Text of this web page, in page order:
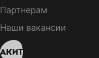
Партнерам
Наши вакансии